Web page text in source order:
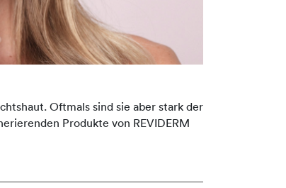
Oftmals sind sie aber stark der
Produkte von REVIDERM